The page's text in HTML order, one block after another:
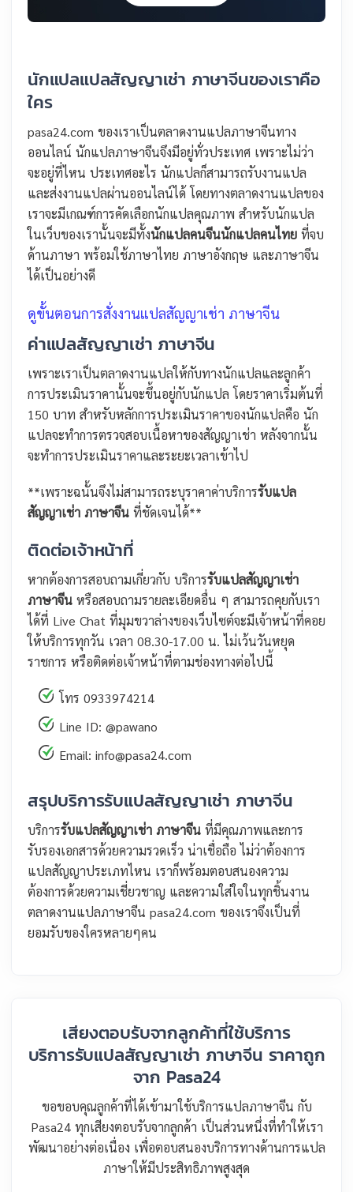
นักแปลแปลสัญญาเช่า ภาษาจีนของเราคือ
ใคร
pasa24.com ของเราเป็นตลาดงานแปลภาษาจีนทาง
ออนไลน์ นักแปลภาษาจีนจึงมีอยู่ทั่วประเทศ เพราะไม่ว่า
จะอยู่ที่ไหน ประเทศอะไร นักแปลก็สามารถรับงานแปล
และส่งงานแปลผ่านออนไลน์ได้ โดยทางตลาดงานแปลของ
เราจะมีเกณฑ์การคัดเลือกนักแปลคุณภาพ สำหรับนักแปล
ในเว็บของเรานั้นจะมีทั้งนักแปลคนจีนนักแปลคนไทย ที่จบ
ด้านภาษา พร้อมใช้ภาษาไทย ภาษาอังกฤษ และภาษาจีน
ได้เป็นอย่างดี
ดูขั้นตอนการสั่งงานแปลสัญญาเช่า ภาษาจีน
ค่าแปลสัญญาเช่า ภาษาจีน
เพราะเราเป็นตลาดงานแปลให้กับทางนักแปลและลูกค้า
การประเมินราคานั้นจะขึ้นอยู่กับนักแปล โดยราคาเริ่มต้นที่
150 บาท สำหรับหลักการประเมินราคาของนักแปลคือ นัก
แปลจะทำการตรวจสอบเนื้อหาของสัญญาเช่า หลังจากนั้น
จะทำการประเมินราคาและระยะเวลาเข้าไป
**เพราะฉนั้นจึงไม่สามารถระบุราคาค่าบริการรับแปล
สัญญาเช่า ภาษาจีน ที่ชัดเจนได้**
ติดต่อเจ้าหน้าที่
หากต้องการสอบถามเกี่ยวกับ บริการรับแปลสัญญาเช่า
ภาษาจีน หรือสอบถามรายละเอียดอื่น ๆ สามารถคุยกับเรา
ได้ที่ Live Chat ที่มุมขวาล่างของเว็บไซต์จะมีเจ้าหน้าที่คอย
ให้บริการทุกวัน เวลา 08.30-17.00 น. ไม่เว้นวันหยุด
ราชการ หรือติดต่อเจ้าหน้าที่ตามช่องทางต่อไปนี้
โทร 0933974214
Line ID: @pawano
Email: info@pasa24.com
สรุปบริการรับแปลสัญญาเช่า ภาษาจีน
บริการรับแปลสัญญาเช่า ภาษาจีน ที่มีคุณภาพและการ
รับรองเอกสารด้วยความรวดเร็ว น่าเชื่อถือ ไม่ว่าต้องการ
แปลสัญญาประเภทไหน เราก็พร้อมตอบสนองความ
ต้องการด้วยความเชี่ยวชาญ และความใส่ใจในทุกชิ้นงาน
ตลาดงานแปลภาษาจีน pasa24.com ของเราจึงเป็นที่
ยอมรับของใครหลายๆคน
เสียงตอบรับจากลูกค้าที่ใช้บริการ
บริการรับแปลสัญญาเช่า ภาษาจีน ราคาถูก
จาก Pasa24
ขอขอบคุณลูกค้าที่ได้เข้ามาใช้บริการแปลภาษาจีน กับ
Pasa24 ทุกเสียงตอบรับจากลูกค้า เป็นส่วนหนึ่งที่ทำให้เรา
พัฒนาอย่างต่อเนื่อง เพื่อตอบสนองบริการทางด้านการแปล
ภาษาให้มีประสิทธิภาพสูงสุด